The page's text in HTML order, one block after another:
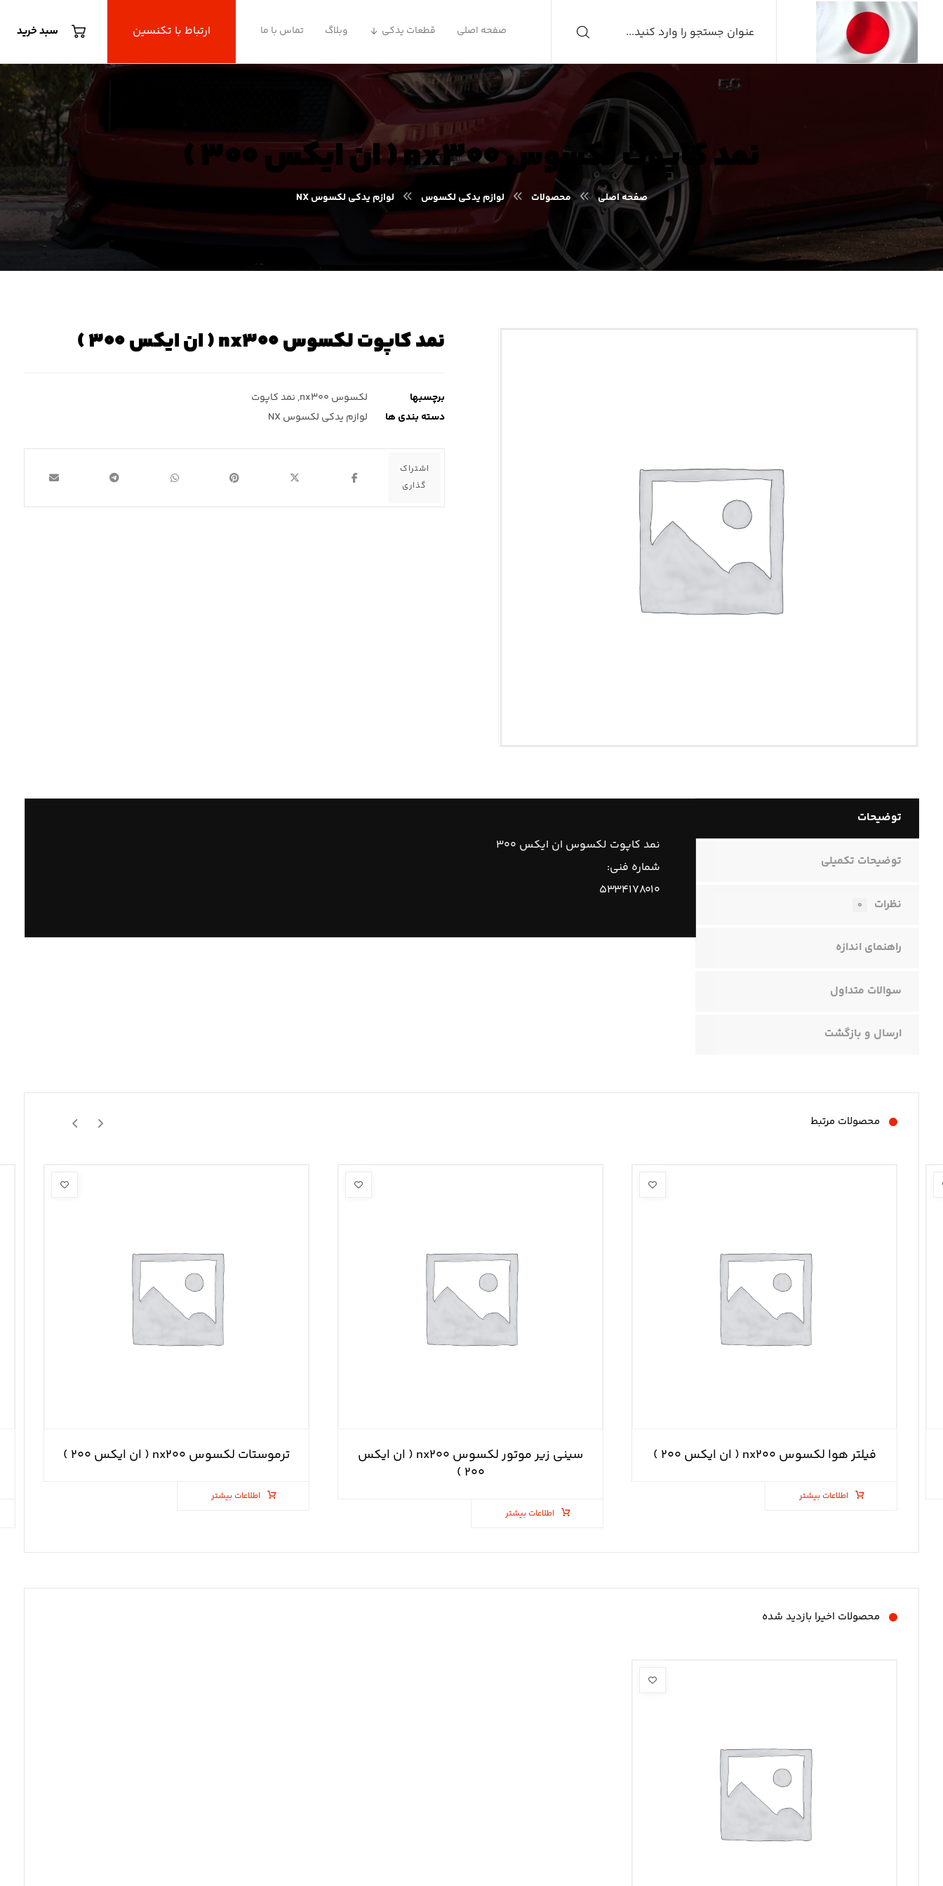
سبد خرید ارتباط با تکنسین صفحه اصلی قطعات یدکی وبلاگ تماس با ما
نمد کاپوت لکسوس nx۳۰۰ ( ان ایکس ۳۰۰ )
صفحه اصلی محصولات لوازم یدکی لکسوس لوازم یدکی لکسوس NX
نمد کاپوت لکسوس nx۳۰۰ ( ان ایکس ۳۰۰ )
برچسبها لکسوس nx۳۰۰ , نمد کاپوت
دسته بندی ها
لوازم یدکی لکسوس NX
توضیحات
توضیحات تکمیلی
نظرات ۰
راهنمای اندازه
سوالات متداول
ارسال و بازگشت
نمد کاپوت لکسوس ان ایکس ۳۰۰
شماره فنی:
۵۳۳۴۱۷۸۰۱۰
محصولات مرتبط
فیلتر هوا لکسوس nx۲۰۰ ( ان ایکس ۲۰۰ )
اطلاعات بیشتر
سینی زیر موتور لکسوس nx۲۰۰ ( ان ایکس
۲۰۰ )
اطلاعات بیشتر
ترموستات لکسوس nx۲۰۰ ( ان ایکس ۲۰۰ )
اطلاعات بیشتر
محصولات اخیرا بازدید شده